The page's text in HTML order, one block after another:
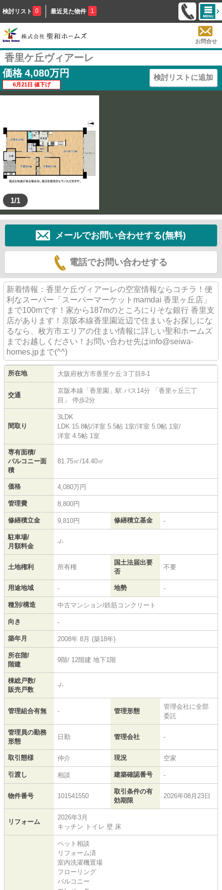
検討リスト 0 最近見た物件 1
お問合せ
香里ケ丘ヴィアーレ
価格 4,080万円
6月21日 値下げ
検討リストに追加
1/1
メールでお問い合わせする(無料)
電話でお問い合わせする
新着情報：香里ケ丘ヴィアーレの空室情報ならコチラ！便
利なスーパー「スーパーマーケットmamdai 香里ヶ丘店」
まで100mです！家から187mのところにりそな銀行 香里支
店があります！京阪本線香里園近辺で住まいをお探しにな
るなら、枚方市エリアの住まい情報に詳しい聖和ホームズ
までお越しください！お問い合わせ先はinfo@seiwa-
homes.jpまで(^^)
所在地 大阪府枚方市香里ケ丘 ３丁目8-1
交通
京阪本線 「 香里園 」駅 バス14分 「香里ヶ丘三丁
目」 停歩2分
間取り
3LDK
LDK 15.8帖/洋室 5.5帖 1室/洋室 5.0帖 1室/
洋室 4.5帖 1室
専有面積/
バルコニー面
積
81.75㎡/14.40㎡
価格 4,080万円
管理費 8,800円
修繕積立金 9,810円 修繕積立基金 -
駐車場/
月額料金
-/-
土地権利 所有権
国土法届出要
否
不要
用途地域 - 地勢 -
種別/構造 中古マンション/鉄筋コンクリート
向き -
築年月 2008年 8月 (築18年)
所在階/
階建
9階/ 12階建 地下1階
棟総戸数/
販売戸数
-/-
管理組合有無 - 管理形態
管理会社に全部
委託
管理員の勤務
形態
日勤 管理会社 -
取引態様 仲介 現況 空家
引渡し 相談 建築確認番号 -
物件番号 101541550
取引条件の有
効期限
2026年08月23日
リフォーム
2026年3月
キッチン トイレ 壁 床
ペット相談
リフォーム済
室内洗濯機置場
フローリング
バルコニー